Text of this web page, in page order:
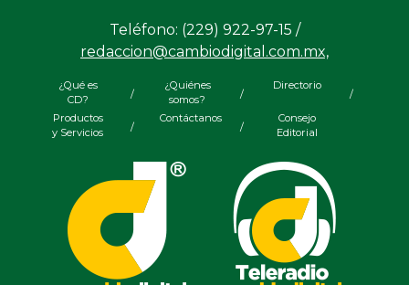
Teléfono: (229) 922-97-15 /
redaccion@cambiodigital.com.mx,
¿Qué es
CD?
/
¿Quiénes
somos?
/
Directorio
/
Productos
y Servicios
/
Contáctanos
/
Consejo
Editorial